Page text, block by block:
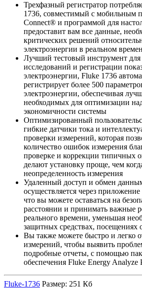
Трехфазный регистратор
1736, совместимый с мобильным
Connect® и программой для
предоставит вам все данные,
критических решений
электроэнергии в реальном
Лучший тестовый инструмент для
исследований и регистрации
электроэнергии, Fluke 1736
регистрирует более 500
электроэнергии, обеспечивая
необходимых для оптимизации
экономичности системы
Оптимизированный
гибкие датчики тока и
проверки измерений, которая
количество ошибок измерения
проверке и коррекции типичных
делают установку проще, чем
неопределенность измерения
Удаленный доступ и обмен
осуществляется через
что вы можете оставаться на
расстоянии и принимать важные
реального времени, уменьшая
защитных средствах, посещениях
Вы также можете быстро и легко
измерений, чтобы выявить
подробные отчеты, с помощью
обеспечения Fluke Energy Analyze
Fluke-1736 Размер: 251 Кб